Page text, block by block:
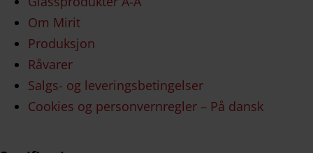
Om Mirit
Produksjon
Råvarer
Salgs- og leveringsbetingelser
Cookies og personvernregler – På dansk